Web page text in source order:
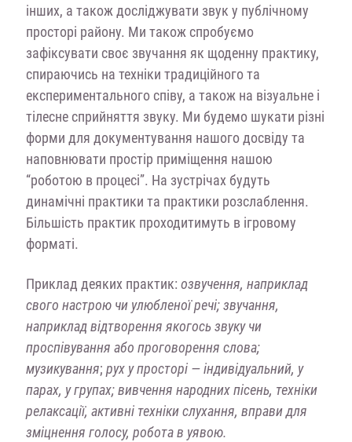
інших, а також досліджувати звук у публічному
просторі району. Ми також спробуємо
зафіксувати своє звучання як щоденну практику,
спираючись на техніки традиційного та
експериментального співу, а також на візуальне і
тілесне сприйняття звуку. Ми будемо шукати різні
форми для документування нашого досвіду та
наповнювати простір приміщення нашою
“роботою в процесі”. На зустрічах будуть
динамічні практики та практики розслаблення.
Більшість практик проходитимуть в ігровому
форматі.
Приклад деяких практик: озвучення, наприклад
свого настрою чи улюбленої речі; звучання,
наприклад відтворення якогось звуку чи
проспівування або проговорення слова;
музикування; рух у просторі — індивідуальний, у
парах, у групах; вивчення народних пісень, техніки
релаксації, активні техніки слухання, вправи для
зміцнення голосу, робота в уявою.